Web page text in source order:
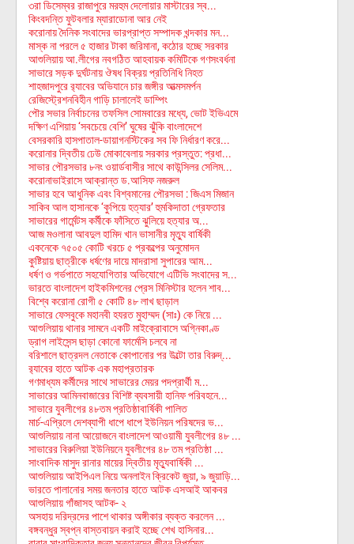
৩রা ডিসেম্বর রাজাপুরে মরহুম দেলোয়ার মাস্টারের স্ব...
কিংবদন্তি ফুটবলার ম্যারাডোনা আর নেই
করোনায় দৈনিক সংবাদের ভারপ্রাপ্ত সম্পাদক খন্দকার মন...
মাস্ক না পরলে ৫ হাজার টাকা জরিমানা, কঠোর হচ্ছে সরকার
আশুলিয়ায় আ.লীগের নবগঠিত আহবায়ক কমিটিকে গণসংবর্ধনা
সাভারে সড়ক দুর্ঘটনায় ঔষধ বিক্রয় প্রতিনিধি নিহত
শাহজাদপুরে র‌্যাবের অভিযানে চার জঙ্গীর আত্মসমর্পন
রেজিস্ট্রেশনবিহীন গাড়ি চালালেই ডাম্পিং
পৌর সভার নির্বাচনের তফসিল সোমবারের মধ্যে, ভোট ইভিএমে
দক্ষিণ এশিয়ায় ‘সবচেয়ে বেশি’ ঘুষের ঝুঁকি বাংলাদেশে
বেসরকারি হাসপাতাল-ডায়াগনস্টিকের সব ফি নির্ধারণ করে...
করোনার দ্বিতীয় ঢেউ মোকাবেলায় সরকার প্রস্তুত: প্রধা...
সাভার পৌরসভার ৮নং ওয়ার্ডবাসীর সাথে কাউন্সিলর সেলিম...
করোনাভাইরাসে আক্রান্ত ড.আসিফ নজরুল
সাভার হবে আধুনিক এবং বিশ্বমানের পৌরসভা : জিএস মিজান
সাকিব আল হাসানকে ‘কুপিয়ে হত্যার’ হুমকিদাতা গ্রেফতার
সাভারের গার্মেন্টস কর্মীকে ফাঁসিতে ঝুলিয়ে হত্যার অ...
আজ মওলানা আবদুল হামিদ খান ভাসানীর মৃত্যু বার্ষিকী
একনেকে ৭৫০৫ কোটি খরচে ৫ প্রকল্পের অনুমোদন
কুষ্টিয়ায় ছাত্রীকে ধর্ষণের দায়ে মাদরাসা সুপারের আম...
ধর্ষণ ও গর্ভপাতে সহযোগিতার অভিযোগে এটিভি সংবাদের স...
ভারতে বাংলাদেশ হাইকমিশনের প্রেস মিনিস্টার হলেন শাব...
বিশ্বে করোনা রোগী ৫ কোটি ৪৮ লাখ ছাড়াল
সাভারে ফেসবুকে মহানবী হযরত মুহাম্মদ (সাঃ) কে নিয়ে ...
আশুলিয়ায় থানার সামনে একটি মাইক্রোবাসে অগ্নিকাণ্ড
ড্রাগ লাইসেন্স ছাড়া কোনো ফার্মেসি চলবে না
বরিশালে ছাত্রদল নেতাকে কোপানোর পর উল্টো তার বিরুদ্...
র‌্যাবের হাতে আটক এক মহাপ্রতারক
গণমাধ্যম কর্মীদের সাথে সাভারের মেয়র পদপ্রার্থী ম...
সাভারের আমিনবাজারের বিশিষ্ট ব্যবসায়ী হানিফ পরিবহনে...
সাভারে যুবলীগের ৪৮তম প্রতিষ্ঠাবার্ষিকী পালিত
মার্চ-এপ্রিলে দেশব্যাপী ধাপে ধাপে ইউনিয়ন পরিষদের ভ...
আশুলিয়ায় নানা আয়োজনে বাংলাদেশ আওয়ামী যুবলীগের ৪৮ ...
সাভারের বিরুলিয়া ইউনিয়নে যুবলীগের ৪৮ তম প্রতিষ্ঠা ...
সাংবাদিক মাসুদ রানার মায়ের দ্বিতীয় মৃত্যুবার্ষিকী ...
আশুলিয়ায় আইপিএল নিয়ে অনলাইন ক্রিকেট জুয়া, ৯ জুয়াড়ি...
ভারতে পালানোর সময় জনতার হাতে আটক এসআই আকবর
আশুলিয়ায় গাঁজাসহ আটক- ২
অসহায় দরিদ্রদের পাশে থাকার অঙ্গীকার ব্যক্ত করলেন ...
বঙ্গবন্ধুর স্বপ্ন বাস্তবায়ন করাই হচ্ছে শেখ হাসিনার...